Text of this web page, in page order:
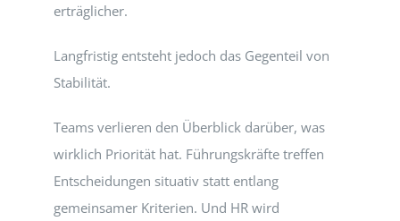
erträglicher.
Langfristig entsteht jedoch das Gegenteil von
Stabilität.
Teams verlieren den Überblick darüber, was
wirklich Priorität hat. Führungskräfte treffen
Entscheidungen situativ statt entlang
gemeinsamer Kriterien. Und HR wird